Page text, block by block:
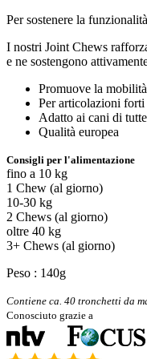
Per sostenere la
I nostri Joint Chews
e ne sostengono
Promuove la mobilità
Per articolazioni
Adatto ai cani di
Qualità europea
Consigli per l'alimentazione
fino a 10 kg
1 Chew (al giorno)
10-30 kg
2 Chews (al giorno)
oltre 40 kg
3+ Chews (al giorno)
Peso : 140g
Contiene ca. 40 tronchetti da
Conosciuto grazie a